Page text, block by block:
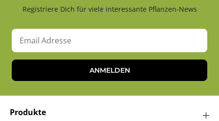
Registriere Dich für viele interessante Pflanzen-News
ANMELDEN
Produkte